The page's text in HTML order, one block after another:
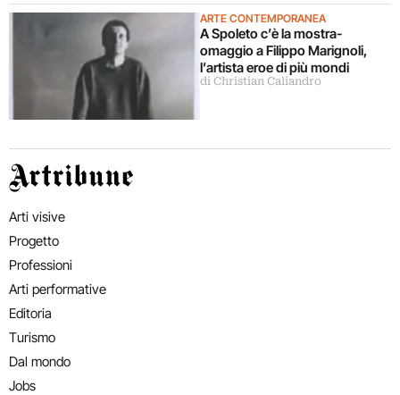
ARTE CONTEMPORANEA
A Spoleto c’è la mostra-
omaggio a Filippo Marignoli,
l’artista eroe di più mondi
di Christian Caliandro
Artribune
Arti visive
Progetto
Professioni
Arti performative
Editoria
Turismo
Dal mondo
Jobs